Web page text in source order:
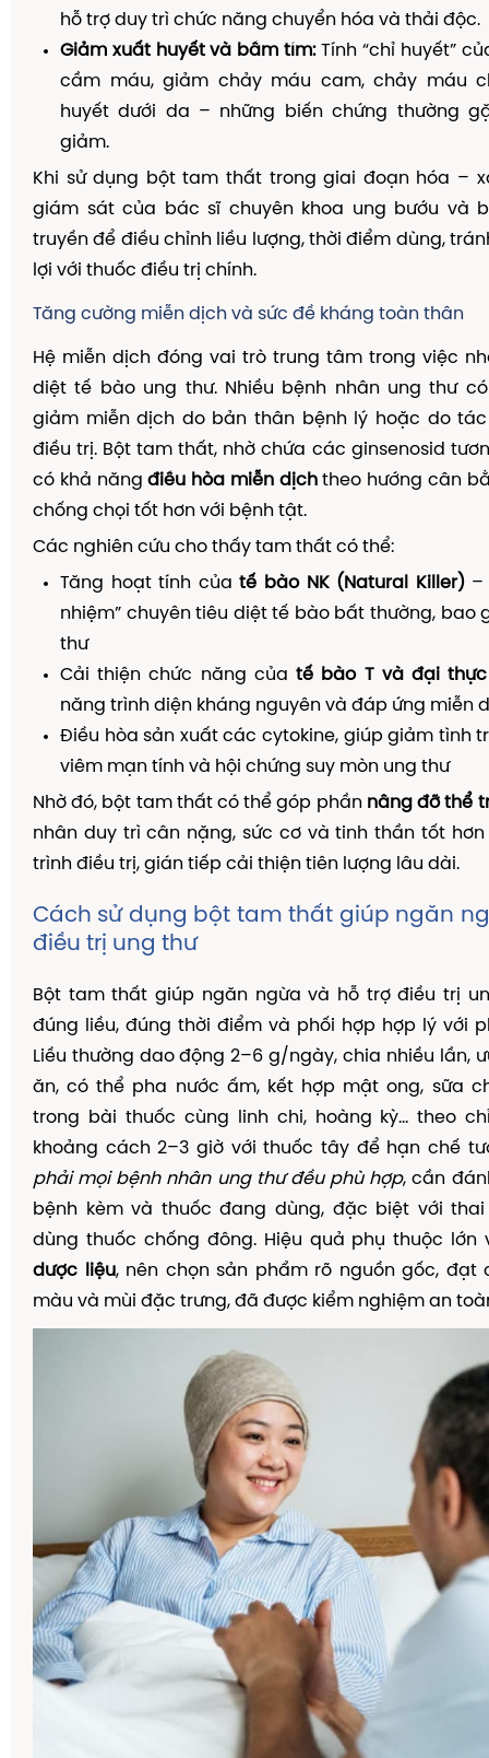
hỗ trợ duy trì chức năng chuyển hóa và thải độc.
Giảm xuất huyết và bầm tím:Tính “chỉ huyết”
cầm máu, giảm chảy máu cam, chảy máu
huyết dưới da – những biến chứng thường
giảm.
Khi sử dụng bột tam thất trong giai đoạn hóa –
giám sát của bác sĩ chuyên khoa ung bướu và
truyền để điều chỉnh liều lượng, thời điểm dùng,
lợi với thuốc điều trị chính.
Tăng cường miễn dịch và sức đề kháng toàn thân
Hệ miễn dịch đóng vai trò trung tâm trong việc
diệt tế bào ung thư. Nhiều bệnh nhân ung thư
giảm miễn dịch do bản thân bệnh lý hoặc do
điều trị. Bột tam thất, nhờ chứa các ginsenosid
có khả năngđiều hòa miễn dịchtheo hướng cân
chống chọi tốt hơn với bệnh tật.
Các nghiên cứu cho thấy tam thất có thể:
Tăng hoạt tính củatế bào NK (Natural Killer)–
nhiệm” chuyên tiêu diệt tế bào bất thường, bao
thư
Cải thiện chức năng củatế bào T và đại
năng trình diện kháng nguyên và đáp ứng miễn
Điều hòa sản xuất các cytokine, giúp giảm tình
viêm mạn tính và hội chứng suy mòn ung thư
Nhờ đó, bột tam thất có thể góp phần nâng đỡ thể
nhân duy trì cân nặng, sức cơ và tinh thần tốt
trình điều trị, gián tiếp cải thiện tiên lượng lâu dài.
Cách sử dụng bột tam thất giúp ngăn
điều trị ung thư
Bột tam thất giúp ngăn ngừa và hỗ trợ điều trị
đúng liều, đúng thời điểm và phối hợp hợp lý với
Liều thường dao động 2–6 g/ngày, chia nhiều lần,
ăn, có thể pha nước ấm, kết hợp mật ong, sữa
trong bài thuốc cùng linh chi, hoàng kỳ… theo
khoảng cách 2–3 giờ với thuốc tây để hạn chế
phải mọi bệnh nhân ung thư đều phù hợp, cần
bệnh kèm và thuốc đang dùng, đặc biệt với thai
dùng thuốc chống đông. Hiệu quả phụ thuộc lớn
dược liệu, nên chọn sản phẩm rõ nguồn gốc, đạt
màu và mùi đặc trưng, đã được kiểm nghiệm an